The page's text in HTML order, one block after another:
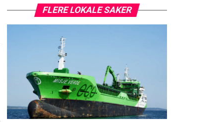
FLERE LOKALE SAKER